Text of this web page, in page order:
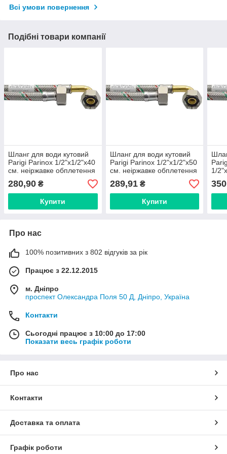
Всі умови повернення
Подібні товари компанії
Шланг для води кутовий
Parigi Parinox 1/2"x1/2"x40
см. неіржавке обплетення
280,90 ₴
Купити
Шланг для води кутовий
Parigi Parinox 1/2"x1/2"x50
см. неіржавке обплетення
289,91₴
Купити
1/
Про нас
100% позитивних з 802 відгуків за рік
Працює з 22.12.2015
м. Дніпро
проспект Олександра Поля 50 Д, Дніпро, Україна
Контакти
Сьогодні працює з 10:00 до 17:00
Показати весь графік роботи
Про нас
Контакти
Доставка та оплата
Графік роботи